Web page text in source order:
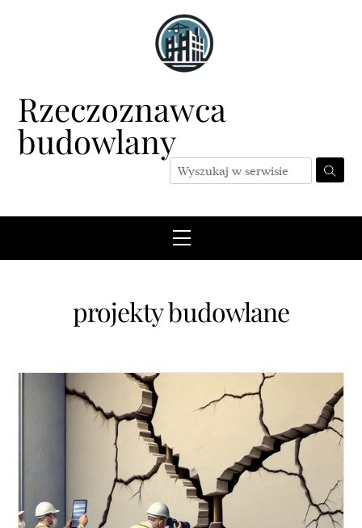
Rzeczoznawca
budowlany
Menu
projekty budowlane